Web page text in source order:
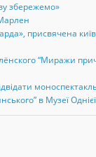
збережемо»
присвячена
“Миражи
в Музеї